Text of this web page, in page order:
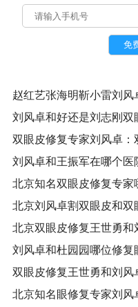
赵红艺张海明靳小雷刘风
刘风卓和好还是刘志刚双
双眼皮修复专家刘风卓
刘风卓和王振军在哪个
更好？
北京知名双眼皮修复专
北京刘风卓割双眼皮和双
北京双眼皮修复王世勇和
刘风卓和杜园园哪位修复
双眼皮修复王世勇和刘风
北京知名眼修复专家刘风